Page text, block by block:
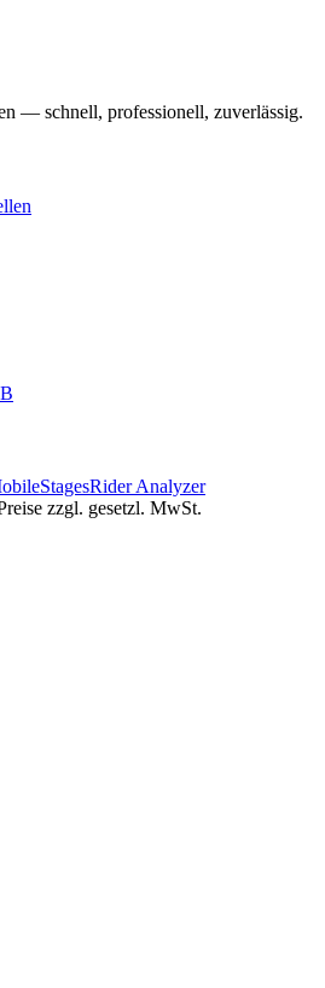
— schnell, professionell, zuverlässig.
Rider Analyzer
zzgl. gesetzl. MwSt.